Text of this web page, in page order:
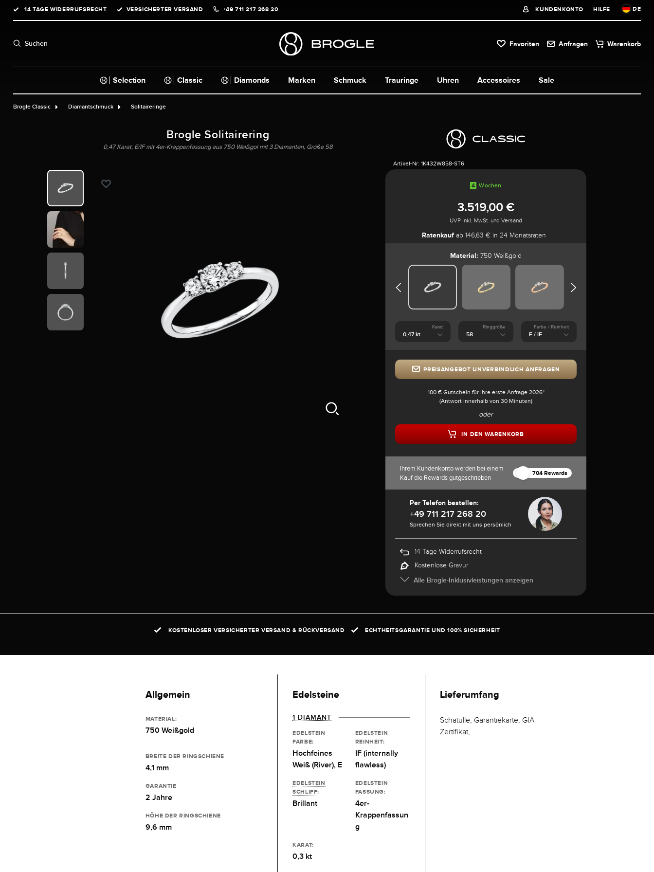
Zur Hauptnavigation springen
14 TAGE WIDERRUFSRECHT VERSICHERTER VERSAND +49 711 217 268 20 KUNDENKONTO HILFE DE
Suchen Favoriten Anfragen Warenkorb
Selection Classic Diamonds Marken Schmuck Uhren Accessoires Sale
Trauringe
Brogle Classic Diamantschmuck Solitaireringe
Brogle Solitairering
0,47 Karat, E/IF mit 4er-Krappenfassung aus 750 Weißgol mit 3 Diamanten, Größe 58
Artikel-Nr: 1K432W858-ST6
4 Wochen
3.519,00 €
UVP inkl. MwSt. und Versand
Ratenkauf ab 146,63 € in 24 Monatsraten
Material: 750 Weißgold
Karat Ringgröße Farbe / Reinheit
PREISANGEBOT UNVERBINDLICH ANFRAGEN
100 € Gutschein für Ihre erste Anfrage 2026*
(Antwort innerhalb von 30 Minuten)
oder
IN DEN WARENKORB
Ihrem Kundenkonto werden bei einem
Kauf die Rewards gutgeschrieben
704 Rewards
Per Telefon bestellen:
+49 711 217 268 20
Sprechen Sie direkt mit uns persönlich
14 Tage Widerrufsrecht
Kostenlose Gravur
Alle Brogle-Inklusivleistungen anzeigen
KOSTENLOSER VERSICHERTER VERSAND & RÜCKVERSAND ECHTHEITSGARANTIE UND 100% SICHERHEIT
Allgemein
MATERIAL:
750 Weißgold
BREITE DER RINGSCHIENE
4,1 mm
GARANTIE
2 Jahre
HÖHE DER RINGSCHIENE
9,6 mm
Edelsteine
1 DIAMANT
EDELSTEIN
FARBE:
Hochfeines
Weiß (River), E
EDELSTEIN
REINHEIT:
IF (internally
flawless)
EDELSTEIN
SCHLIFF:
Brillant
EDELSTEIN
FASSUNG:
4er-
Krappenfassun
g
KARAT:
0,3 kt
Lieferumfang
Schatulle, Garantiekarte, GIA
Zertifikat,